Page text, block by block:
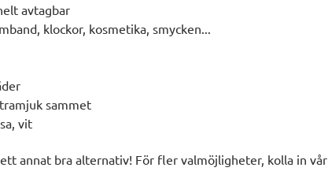
avtagbar
klockor, kosmetika, smycken...
sammet
vit
annat bra alternativ! För fler valmöjligheter, kolla in vår